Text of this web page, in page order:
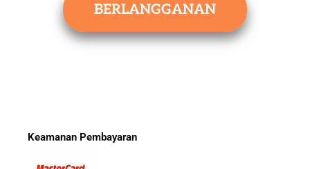
BERLANGGANAN
Keamanan Pembayaran